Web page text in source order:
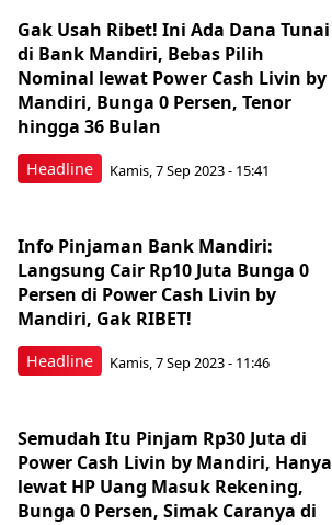
Headline
Gak Usah Ribet! Ini Ada Dana Tunai
di Bank Mandiri, Bebas Pilih
Nominal lewat Power Cash Livin by
Mandiri, Bunga 0 Persen, Tenor
hingga 36 Bulan
Kamis, 7 Sep 2023 - 15:41
Headline
Info Pinjaman Bank Mandiri:
Langsung Cair Rp10 Juta Bunga 0
Persen di Power Cash Livin by
Mandiri, Gak RIBET!
Kamis, 7 Sep 2023 - 11:46
Semudah Itu Pinjam Rp30 Juta di
Power Cash Livin by Mandiri, Hanya
lewat HP Uang Masuk Rekening,
Bunga 0 Persen, Simak Caranya di